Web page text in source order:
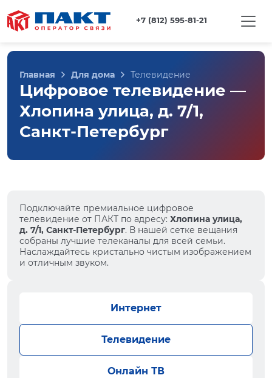
+7 (812) 595-81-21
Главная Для дома Телевидение
Цифровое телевидение —
Хлопина улица, д. 7/1,
Санкт-Петербург
Подключайте премиальное цифровое
телевидение от ПАКТ по адресу: Хлопина улица,
д. 7/1, Санкт-Петербург. В нашей сетке вещания
собраны лучшие телеканалы для всей семьи.
Наслаждайтесь кристально чистым изображением
и отличным звуком.
Интернет
Телевидение
Онлайн ТВ